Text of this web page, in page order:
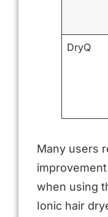
DryQ
Many users
when using
Ionic hair